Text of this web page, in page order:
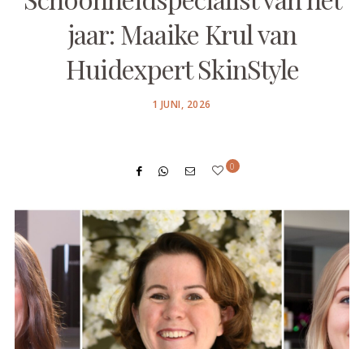
jaar: Maaike Krul van
Huidexpert SkinStyle
POSTED
1 JUNI, 2026
0